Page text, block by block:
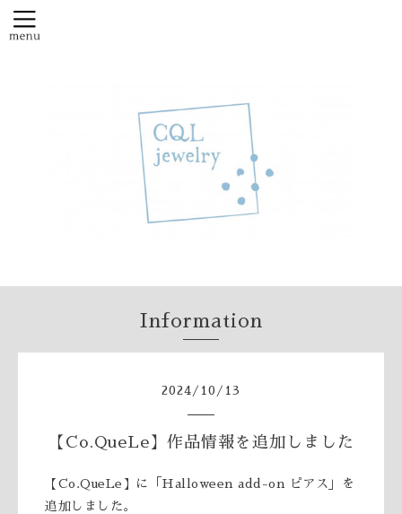
Information
2024 / 10 / 13
【Co.QueLe】作品情報を追加しました
【Co.QueLe】に「Halloween add-on ピアス」を
追加しました。